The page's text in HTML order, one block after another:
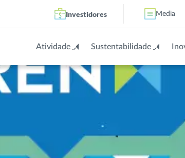
Investidores Media
Atividade Sustentabilidade